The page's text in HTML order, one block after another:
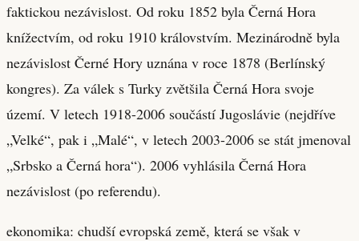
faktickou nezávislost. Od roku 1852 byla Černá Hora
knížectvím, od roku 1910 královstvím. Mezinárodně byla
nezávislost Černé Hory uznána v roce 1878 (Berlínský
kongres). Za válek s Turky zvětšila Černá Hora svoje
území. V letech 1918-2006 součástí Jugoslávie (nejdříve
„Velké“, pak i „Malé“, v letech 2003-2006 se stát jmenoval
„Srbsko a Černá hora“). 2006 vyhlásila Černá Hora
nezávislost (po referendu).
ekonomika: chudší evropská země, která se však v